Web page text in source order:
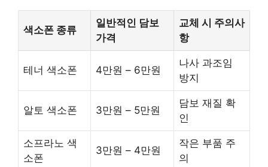
색소폰 종류
일반적인 담보
가격
교체 시 주의사
항
테너 색소폰 4만원 – 6만원
나사 과조임
방지
알토 색소폰 3만원 – 5만원
담보 재질 확
인
소프라노 색
소폰
3만원 – 4만원
작은 부품 주
의